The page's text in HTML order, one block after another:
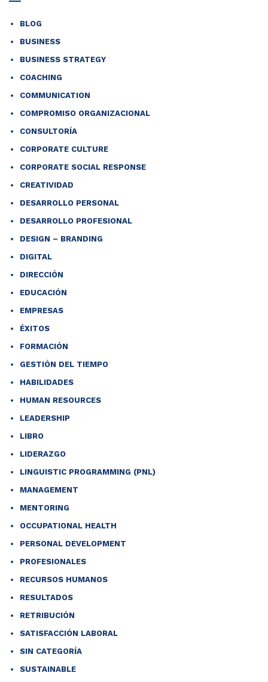
BLOG
BUSINESS
BUSINESS STRATEGY
COACHING
COMMUNICATION
COMPROMISO ORGANIZACIONAL
CONSULTORÍA
CORPORATE CULTURE
CORPORATE SOCIAL RESPONSE
CREATIVIDAD
DESARROLLO PERSONAL
DESARROLLO PROFESIONAL
DESIGN – BRANDING
DIGITAL
DIRECCIÓN
EDUCACIÓN
EMPRESAS
ÉXITOS
FORMACIÓN
GESTIÓN DEL TIEMPO
HABILIDADES
HUMAN RESOURCES
LEADERSHIP
LIBRO
LIDERAZGO
LINGUISTIC PROGRAMMING (PNL)
MANAGEMENT
MENTORING
OCCUPATIONAL HEALTH
PERSONAL DEVELOPMENT
PROFESIONALES
RECURSOS HUMANOS
RESULTADOS
RETRIBUCIÓN
SATISFACCIÓN LABORAL
SIN CATEGORÍA
SUSTAINABLE